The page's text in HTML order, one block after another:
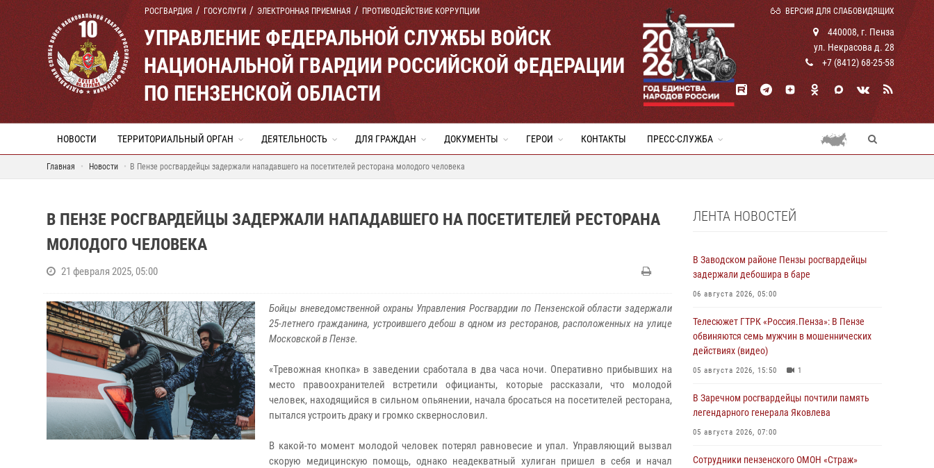
РОСГВАРДИЯ ГОСУСЛУГИ ЭЛЕКТРОННАЯ ПРИЕМНАЯ ПРОТИВОДЕЙСТВИЕ КОРРУПЦИИ ВЕРСИЯ ДЛЯ СЛАБОВИДЯЩИХ
УПРАВЛЕНИЕ ФЕДЕРАЛЬНОЙ СЛУЖБЫ ВОЙСК
НАЦИОНАЛЬНОЙ ГВАРДИИ РОССИЙСКОЙ ФЕДЕРАЦИИ
ПО ПЕНЗЕНСКОЙ ОБЛАСТИ
440008, г. Пенза
ул. Некрасова д. 28
+7 (8412) 68-25-58
НОВОСТИ ТЕРРИТОРИАЛЬНЫЙ ОРГАН ДЕЯТЕЛЬНОСТЬ ДЛЯ ГРАЖДАН ДОКУМЕНТЫ ГЕРОИ КОНТАКТЫ ПРЕСС-СЛУЖБА
Главная Новости В Пензе росгвардейцы задержали нападавшего на посетителей ресторана молодого человека
В ПЕНЗЕ РОСГВАРДЕЙЦЫ ЗАДЕРЖАЛИ НАПАДАВШЕГО НА ПОСЕТИТЕЛЕЙ РЕСТОРАНА
МОЛОДОГО ЧЕЛОВЕКА
21 февраля 2025, 05:00
Бойцы вневедомственной охраны Управления Росгвардии по Пензенской области задержали
25-летнего гражданина, устроившего дебош в одном из ресторанов, расположенных на улице
Московской в Пензе.
«Тревожная кнопка» в заведении сработала в два часа ночи. Оперативно прибывших на
место правоохранителей встретили официанты, которые рассказали, что молодой
человек, находящийся в сильном опьянении, начала бросаться на посетителей ресторана,
пытался устроить драку и громко сквернословил.
В какой-то момент молодой человек потерял равновесие и упал. Управляющий вызвал
скорую медицинскую помощь, однако неадекватный хулиган пришел в себя и начал
ЛЕНТА НОВОСТЕЙ
В Заводском районе Пензы росгвардейцы
задержали дебошира в баре
06 августа 2026, 05:00
Телесюжет ГТРК «Россия.Пенза»: В Пензе
обвиняются семь мужчин в мошеннических
действиях (видео)
05 августа 2026, 15:50 1
В Заречном росгвардейцы почтили память
легендарного генерала Яковлева
05 августа 2026, 07:00
Сотрудники пензенского ОМОН «Страж»